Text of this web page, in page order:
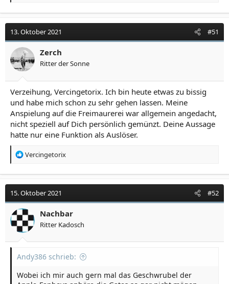
a
t
i
o
n
e
13. Oktober 2021 #51
Zerch
Ritter der Sonne
Verzeihung, Vercingetorix. Ich bin heute etwas zu bissig
und habe mich schon zu sehr gehen lassen. Meine
Anspielung auf die Freimaurerei war allgemein angedacht,
nicht speziell auf Dich persönlich gemünzt. Deine Aussage
hatte nur eine Funktion als Auslöser.
R
a
t
i
o
n
e
Vercingetorix
15. Oktober 2021 #52
Nachbar
Ritter Kadosch
Andy386 schrieb:
Wobei ich mir auch gern mal das Geschwrubel der